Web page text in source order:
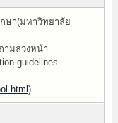
ษา(มหาวิทยาลัย
ามล่วงหน้า
guidelines.
)